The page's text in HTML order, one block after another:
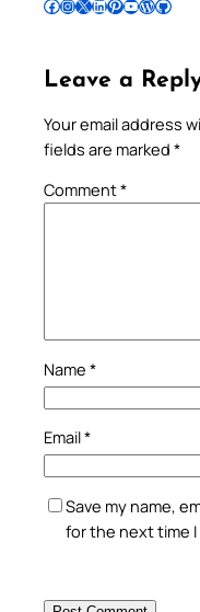
Follow Pradeep on Facebook Follow Pradeep on InstagramFollow Pradeep on X Follow Pradeep on LinkedIn Follow Pradeep on Pinterest Subscribe to Pradeep’s Youtube Channel Follow Pradeep on WordPress Follow Pradeep on GitHub
Leave a
Your email address
fields are marked *
Comment*
Name *
Email*
Save my name,
for the next time